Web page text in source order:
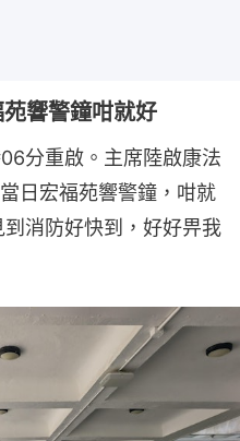
響警鐘咁就好
分重啟。主席陸啟康法
日宏福苑響警鐘，咁就
消防好快到，好好畀我